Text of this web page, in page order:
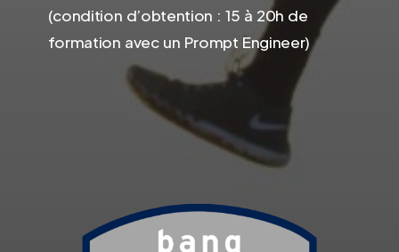
(condition d’obtention : 15 à 20h de
formation avec un Prompt Engineer)